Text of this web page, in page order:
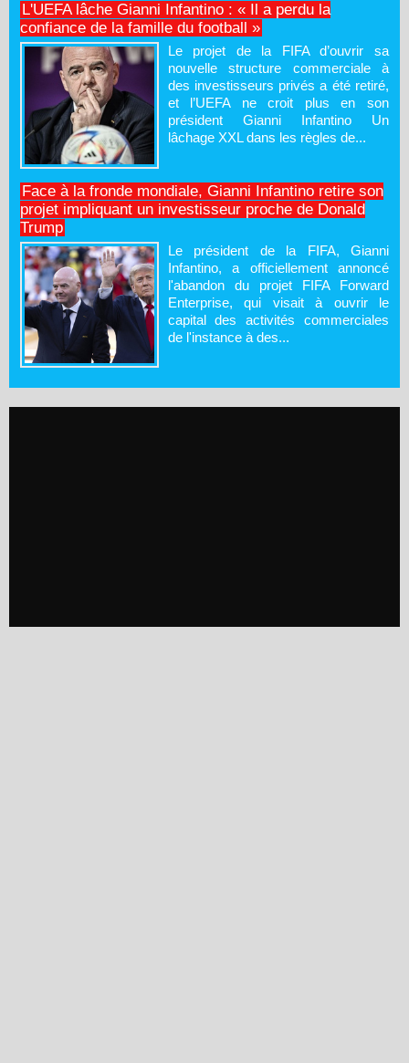
L'UEFA lâche Gianni Infantino : « Il a perdu la
confiance de la famille du football »
Le projet de la FIFA d’ouvrir sa
nouvelle structure commerciale à
des investisseurs privés a été retiré,
et l’UEFA ne croit plus en son
président Gianni Infantino Un
lâchage XXL dans les règles de...
Face à la fronde mondiale, Gianni Infantino retire son
projet impliquant un investisseur proche de Donald
Trump
Le président de la FIFA, Gianni
Infantino, a officiellement annoncé
l'abandon du projet FIFA Forward
Enterprise, qui visait à ouvrir le
capital des activités commerciales
de l'instance à des...